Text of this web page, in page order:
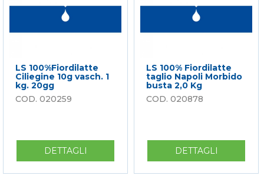
LS 100%Fiordilatte
Ciliegine 10g vasch. 1
kg. 20gg
020259
DETTAGLI
LS
100%FIORDILATTE
LS 100% Fiordilatte
taglio Napoli Morbido
busta 2,0 Kg
020878
DETTAGLI
LS
100%